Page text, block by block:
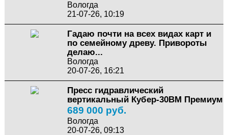
Вологда
21-07-26, 10:19
Гадаю почти на всех видах карт и
по семейному древу. Привороты
делаю...
Вологда
20-07-26, 16:21
Пресс гидравлический
вертикальный Кубер-30ВМ Премиум
689 000 руб.
Вологда
20-07-26, 09:13